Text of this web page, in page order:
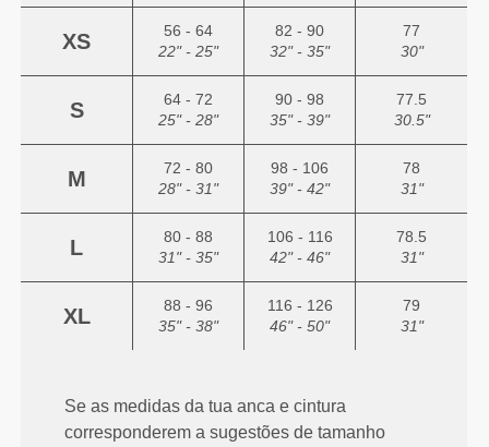
XS
56 - 64
22" - 25"
82 - 90
32" - 35"
77
30"
S
64 - 72
25" - 28"
90 - 98
35" - 39"
77.5
30.5"
M
72 - 80
28" - 31"
98 - 106
39" - 42"
78
31"
L
80 - 88
31" - 35"
106 - 116
42" - 46"
78.5
31"
XL
88 - 96
35" - 38"
116 - 126
46" - 50"
79
31"
Se as medidas da tua anca e cintura
corresponderem a sugestões de tamanho